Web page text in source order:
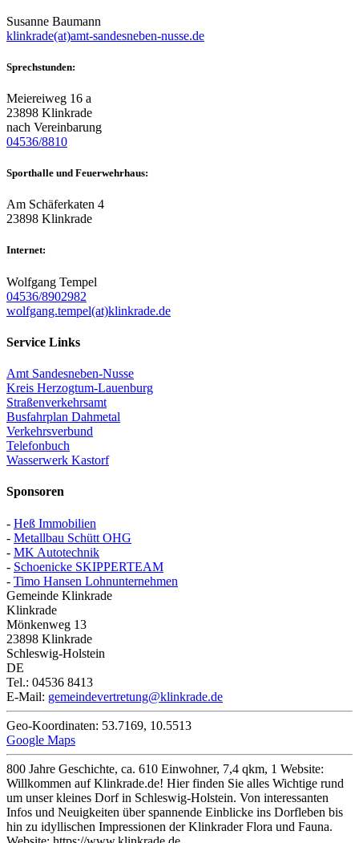
Susanne Baumann
klinkrade(at)amt-sandesneben-nusse.de
Sprechstunden:
Meiereiweg 16 a
23898 Klinkrade
nach Vereinbarung
04536/8810
Sporthalle und Feuerwehrhaus:
Am Schäferkaten 4
23898 Klinkrade
Internet:
Wolfgang Tempel
04536/8902982
wolfgang.tempel(at)klinkrade.de
Service Links
Amt Sandesneben-Nusse
Kreis Herzogtum-Lauenburg
Straßenverkehrsamt
Busfahrplan Dahmetal
Verkehrsverbund
Telefonbuch
Wasserwerk Kastorf
Sponsoren
- Heß Immobilien
- Metallbau Schütt OHG
- MK Autotechnik
- Schoenicke SKIPPERTEAM
- Timo Hansen Lohnunternehmen
Gemeinde Klinkrade
Klinkrade
Mönkenweg 13
23898 Klinkrade
Schleswig-Holstein
DE
Tel.: 04536 8413
E-Mail: gemeindevertretung@klinkrade.de
Geo-Koordinaten: 53.7169, 10.5513
Google Maps
800 Jahre Geschichte, ca. 610 Einwohner, 7,4 qkm, 1 Website:
Willkommen auf Klinkrade.de! Hier finden Sie alles Wichtige rund
um unser kleines Dorf in Schleswig-Holstein. Von interessanten
Infos und Neuigkeiten über spannende Einblicke ins Dorfleben bis
hin zu idyllischen Impressionen der Klinkrader Flora und Fauna.